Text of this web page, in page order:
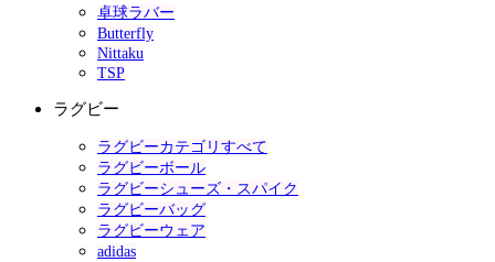
卓球ラバー
Butterfly
Nittaku
TSP
ラグビー
ラグビーカテゴリすべて
ラグビーボール
ラグビーシューズ・スパイク
ラグビーバッグ
ラグビーウェア
adidas